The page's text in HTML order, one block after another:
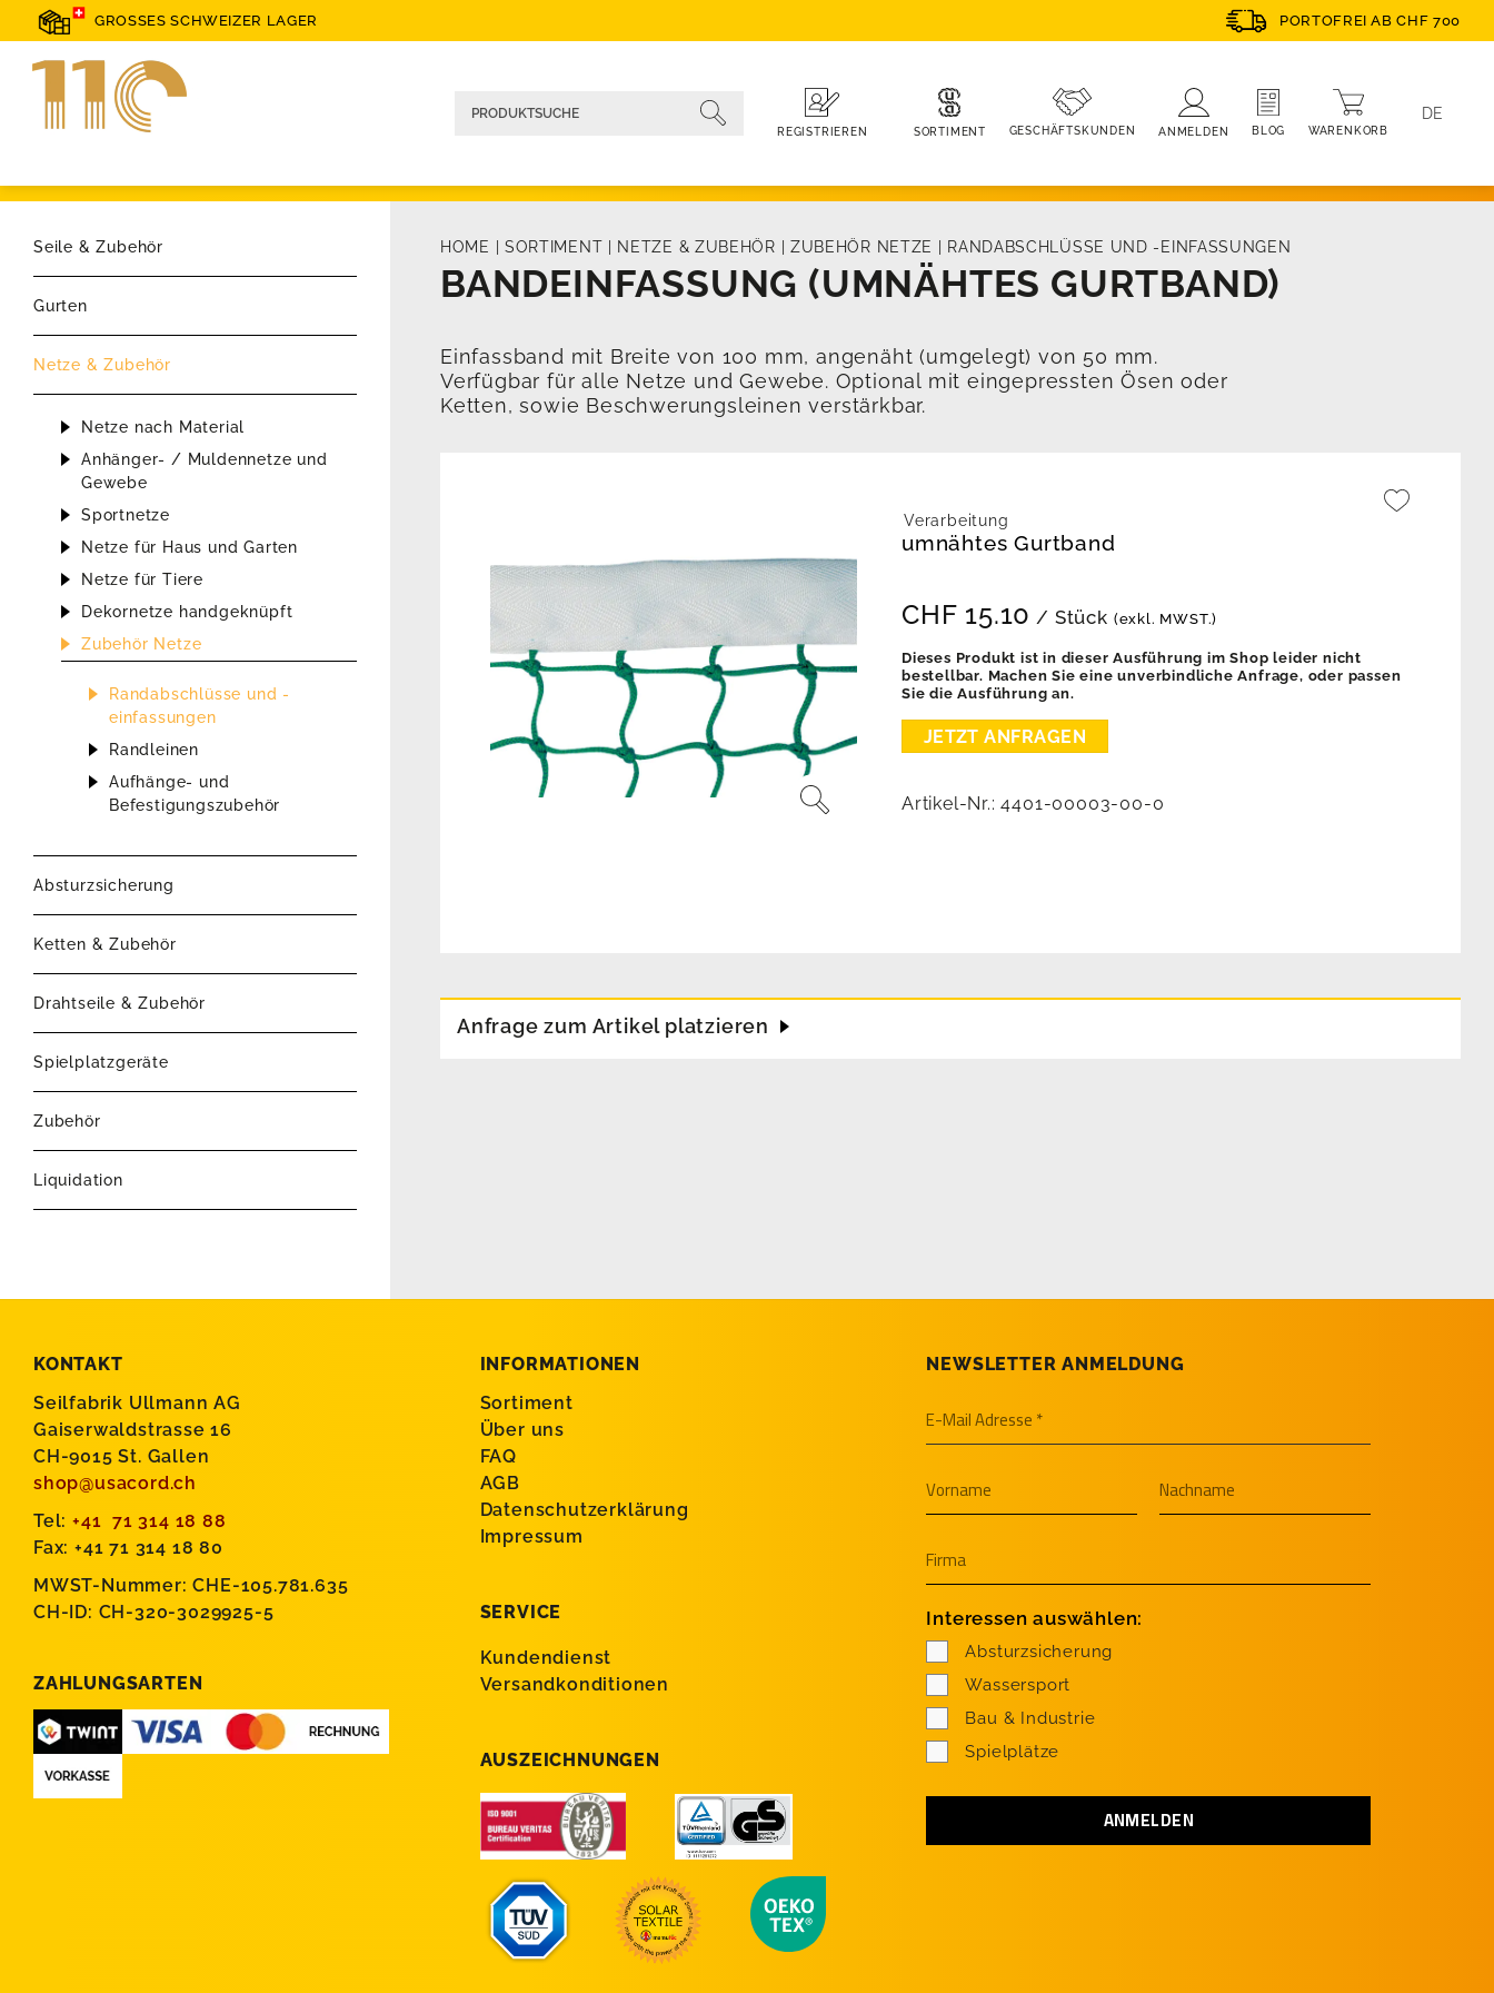
GROSSES SCHWEIZER LAGER PORTOFREI AB CHF 700
REGISTRIEREN SORTIMENT GESCHÄFTSKUNDEN ANMELDEN BLOG WARENKORB
DE
Seile & Zubehör
Gurten
Netze & Zubehör
Netze nach Material
Anhänger- / Muldennetze und
Gewebe
Sportnetze
Netze für Haus und Garten
Netze für Tiere
Dekornetze handgeknüpft
Zubehör Netze
Randabschlüsse und -
einfassungen
Randleinen
Aufhänge- und
Befestigungszubehör
Absturzsicherung
Ketten & Zubehör
Drahtseile & Zubehör
Spielplatzgeräte
Zubehör
Liquidation
HOME SORTIMENT NETZE & ZUBEHÖR ZUBEHÖR NETZE RANDABSCHLÜSSE UND -EINFASSUNGEN
BANDEINFASSUNG (UMNÄHTES GURTBAND)
Einfassband mit Breite von 100 mm, angenäht (umgelegt) von 50 mm.
Verfügbar für alle Netze und Gewebe. Optional mit eingepressten Ösen oder
Ketten, sowie Beschwerungsleinen verstärkbar.
Verarbeitung
umnähtes Gurtband
CHF 15.10 / Stück (exkl. MWST.)
Dieses Produkt ist in dieser Ausführung im Shop leider nicht
bestellbar. Machen Sie eine unverbindliche Anfrage, oder passen
Sie die Ausführung an.
Artikel-Nr.:4401-00003-00-0
Anfrage zum Artikel platzieren
KONTAKT
Seilfabrik Ullmann AG
Gaiserwaldstrasse 16
CH-9015 St. Gallen
shop@usacord.ch
Tel: +41 71 314 18 88
Fax: +41 71 314 18 80
MWST-Nummer: CHE-105.781.635
CH-ID: CH-320-3029925-5
ZAHLUNGSARTEN
INFORMATIONEN
Sortiment
Über uns
FAQ
AGB
Datenschutzerklärung
Impressum
SERVICE
Kundendienst
Versandkonditionen
AUSZEICHNUNGEN
NEWSLETTER ANMELDUNG
Interessen auswählen:
Absturzsicherung
Wassersport
Bau & Industrie
Spielplätze